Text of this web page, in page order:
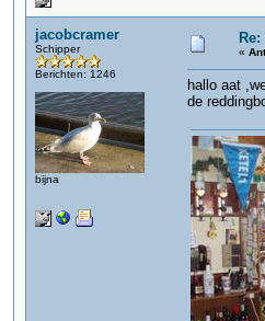
jacobcramer
Schipper
Berichten: 1246
bijna
«
hallo aat
de